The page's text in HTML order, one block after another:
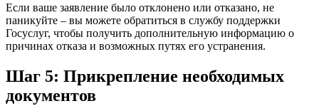
Если ваше заявление было отклонено или отказано, не
паникуйте – вы можете обратиться в службу поддержки
Госуслуг, чтобы получить дополнительную информацию о
причинах отказа и возможных путях его устранения.
Шаг 5: Прикрепление необходимых
документов